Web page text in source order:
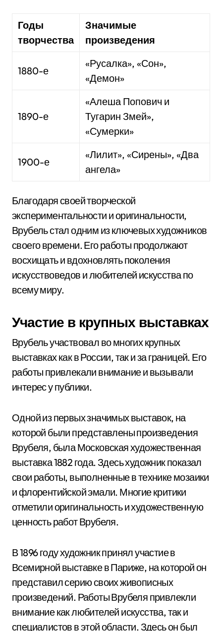
Годы
творчества
Значимые
произведения
1880-е
«Русалка», «Сон»,
«Демон»
1890-е
«Алеша Попович и
Тугарин Змей»,
«Сумерки»
1900-е
«Лилит», «Сирены», «Два
ангела»
Благодаря своей творческой
экспериментальности и оригинальности,
Врубель стал одним из ключевых художников
своего времени. Его работы продолжают
восхищать и вдохновлять поколения
искусствоведов и любителей искусства по
всему миру.
Участие в крупных выставках
Врубель участвовал во многих крупных
выставках как в России, так и за границей. Его
работы привлекали внимание и вызывали
интерес у публики.
Одной из первых значимых выставок, на
которой были представлены произведения
Врубеля, была Московская художественная
выставка 1882 года. Здесь художник показал
свои работы, выполненные в технике мозаики
и флорентийской эмали. Многие критики
отметили оригинальность и художественную
ценность работ Врубеля.
В 1896 году художник принял участие в
Всемирной выставке в Париже, на которой он
представил серию своих живописных
произведений. Работы Врубеля привлекли
внимание как любителей искусства, так и
специалистов в этой области. Здесь он был